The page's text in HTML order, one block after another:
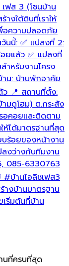
ฟส 3 (โซนบ้าน
งใต้ดินที่เราให้
อความปลอดภัย
นนี้: ✅ แปลงที่ 2:
ยแล้ว ✅ แปลงที่
ำหรับงานโครง
าน: บ้านพักอาศัย
📍 สถานที่ตั้ง:
มดูโฮม) ต.กระสัง
คอยและติดตาม
ห้ได้มาตรฐานที่สุด
บร้อยของหน้างาน
งว่างกับทีมงาน
085-6330763
#บ้านไอลิชเฟส3
างบ้านมาตรฐาน
ริ่มต้นที่บ้าน
นที่ครบที่สุด